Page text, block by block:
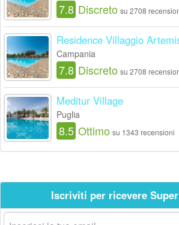
7.8 Discreto su 2708
Residence Villaggio
Campania
7.8 Discreto su 2708
Meditur Village
Puglia
8.5 Ottimo su 1343 recensioni
Iscriviti per ricevere
La